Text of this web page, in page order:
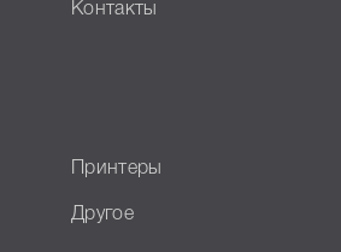
Контакты
Принтеры
Другое